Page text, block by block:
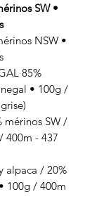
SW •
NSW •
85%
• 100g /
mérinos SW /
400m - 437
alpaca / 20%
100g / 400m